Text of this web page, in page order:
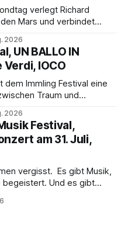
verlegt Richard
Mars und verbindet
den Wiener
der zweite Akt jedoch
2026
UN BALLO IN
Verdi, IOCO
dem Immling Festival eine
Traum und
Bildern, getragen von
einer musikalisch
2026
Festival,
am 31. Juli,
Es gibt Musik,
begeistert. Und es gibt
Wiesbaden, an dem